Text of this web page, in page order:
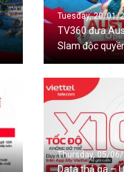
Tuesday, 20/01/
TV360 đưa
Slam độc
với khán giả Việt
Thursday, 05/
Data thả ga –